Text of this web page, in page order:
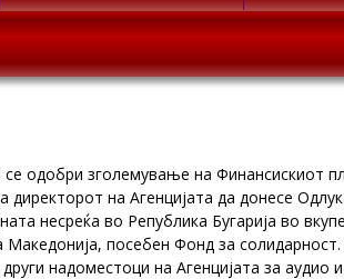
одобри зголемување на Финансискиот
на Агенцијата да донесе
несреќа во Република Бугарија во
Македонија, посебен Фонд за
надоместоци на Агенцијата за аудио